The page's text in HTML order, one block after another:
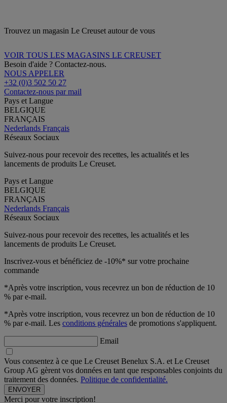
Trouvez un magasin Le Creuset autour de vous
VOIR TOUS LES MAGASINS LE CREUSET
Besoin d'aide ? Contactez-nous.
NOUS APPELER
+32 (0)3 502 50 27
Contactez-nous par mail
Pays et Langue
BELGIQUE
FRANÇAIS
Nederlands Français
Réseaux Sociaux
Suivez-nous pour recevoir des recettes, les actualités et les
lancements de produits Le Creuset.
Pays et Langue
BELGIQUE
FRANÇAIS
Nederlands Français
Réseaux Sociaux
Suivez-nous pour recevoir des recettes, les actualités et les
lancements de produits Le Creuset.
Inscrivez-vous et bénéficiez de -10%* sur votre prochaine
commande
*Après votre inscription, vous recevrez un bon de réduction de 10
% par e-mail.
*Après votre inscription, vous recevrez un bon de réduction de 10
% par e-mail. Les conditions générales de promotions s'appliquent.
Email
Vous consentez à ce que Le Creuset Benelux S.A. et Le Creuset
Group AG gèrent vos données en tant que responsables conjoints du
traitement des données. Politique de confidentialité.
Merci pour votre inscription!